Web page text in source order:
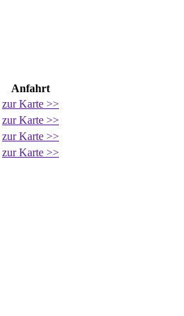
Anfahrt
zur Karte >>
zur Karte >>
zur Karte >>
zur Karte >>